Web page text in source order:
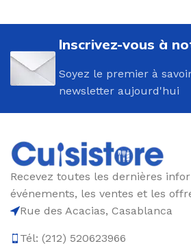
Inscrivez-vous à
Soyez le premier à
newsletter aujourd'hui
Recevez toutes les dernières
événements, les ventes et les
Rue des Acacias, Casablanca
Tél: (212) 520623966